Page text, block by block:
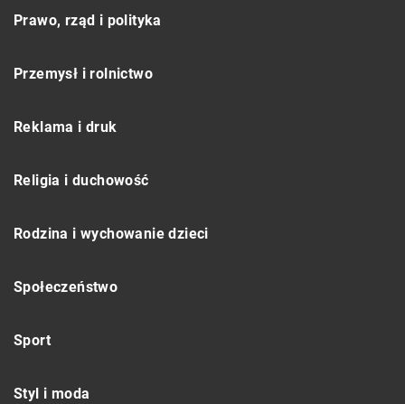
Prawo, rząd i polityka
Przemysł i rolnictwo
Reklama i druk
Religia i duchowość
Rodzina i wychowanie dzieci
Społeczeństwo
Sport
Styl i moda